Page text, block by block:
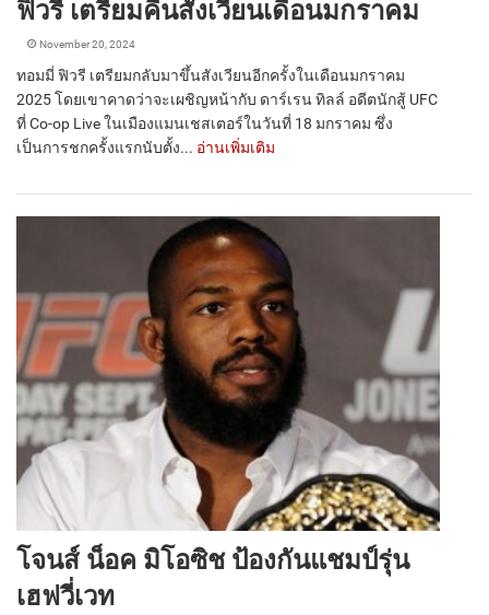
ฟิวรี เตรียมคืนสังเวียนเดือนมกราคม
November 20, 2024
ทอมมี่ ฟิวรี เตรียมกลับมาขึ้นสังเวียนอีกครั้งในเดือนมกราคม
2025 โดยเขาคาดว่าจะเผชิญหน้ากับ ดาร์เรน ทิลล์ อดีตนักสู้ UFC
ที่ Co-op Live ในเมืองแมนเชสเตอร์ในวันที่ 18 มกราคม ซึ่ง
เป็นการชกครั้งแรกนับตั้ง... อ่านเพิ่มเติม
โจนส์ น็อค มิโอซิช ป้องกันแชมป์รุ่น
เฮฟวี่เวท